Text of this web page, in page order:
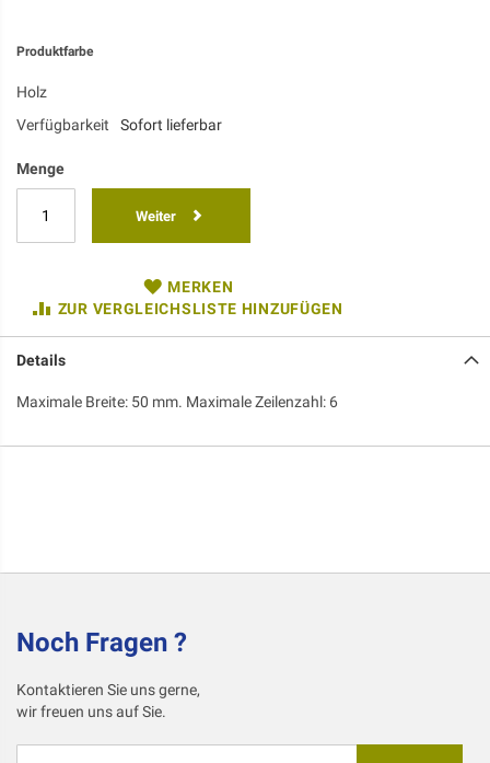
Produktfarbe
Holz
Verfügbarkeit
Sofort lieferbar
Menge
Weiter
MERKEN
ZUR VERGLEICHSLISTE HINZUFÜGEN
Details
Maximale Breite: 50 mm. Maximale Zeilenzahl: 6
Noch Fragen ?
Kontaktieren Sie uns gerne,
wir freuen uns auf Sie.